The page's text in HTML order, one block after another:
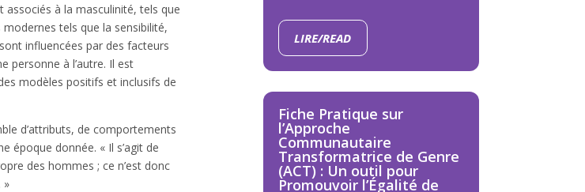
à la masculinité, tels que
tels que la sensibilité,
influencées par des facteurs
personne à l’autre. Il est
modèles positifs et inclusifs de
d’attributs, de comportements
époque donnée. « Il s’agit de
des hommes ; ce n’est donc
»
LIRE/READ
Fiche Pratique sur
l’Approche
Communautaire
Transformatrice de Genre
(ACT) : Un outil pour
Promouvoir l’Égalité de